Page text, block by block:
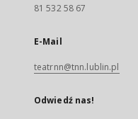
81 532 58 67
E-Mail
teatrnn@tnn.lublin.pl
Odwiedź nas!